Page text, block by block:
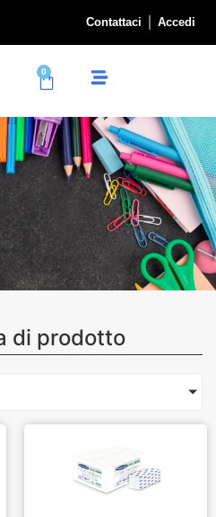
Contattaci Accedi
0
di prodotto